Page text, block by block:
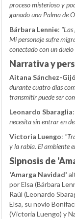
proceso misterioso y
ganado una Palma de
Bárbara Lennie: "Las
Mi personaje sufre
conectado con un
Narrativa y
Aitana Sánchez-
durante cuatro días
transmitir puede ser
Leonardo Sbaraglia:
necesita sin entrar en
Victoria Luengo:
y la rabia. El ambiente
Sipnosis de
'Amarga Navidad'
por Elsa (Bárbara
Raúl (Leonardo
Elsa, su novio
(Victoria Luengo) y